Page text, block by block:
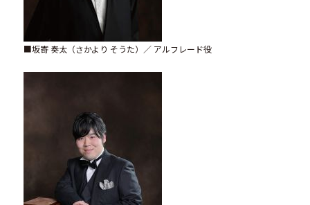
■坂寄 奏太（さかより そうた）／ アルフレード役